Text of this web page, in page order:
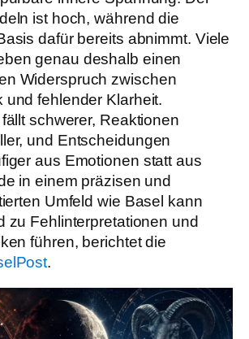
ist hoch, während die
dafür bereits abnimmt. Viele
genau deshalb einen
Widerspruch zwischen
und fehlender Klarheit.
schwerer, Reaktionen
und Entscheidungen
aus Emotionen statt aus
in einem präzisen und
Umfeld wie Basel kann
zu Fehlinterpretationen und
führen, berichtet die
.